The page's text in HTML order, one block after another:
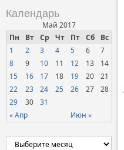
Календарь
Май 2017
Пн
Вт Ср Чт Пт Сб Вс
« Апр Июн »
1 2 3 4 5 6
7
8
9 10 11 12 13
14
15
16 17 18 19 20
21
22
23 24 25 26 27
28
29
30 31